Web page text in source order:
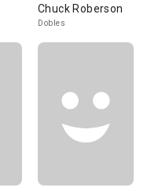
Chuck Roberson
Dobles